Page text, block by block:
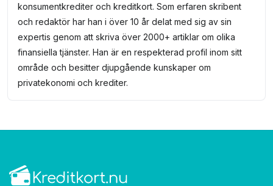
konsumentkrediter och kreditkort. Som erfaren skribent
och redaktör har han i över 10 år delat med sig av sin
expertis genom att skriva över 2000+ artiklar om olika
finansiella tjänster. Han är en respekterad profil inom sitt
område och besitter djupgående kunskaper om
privatekonomi och krediter.